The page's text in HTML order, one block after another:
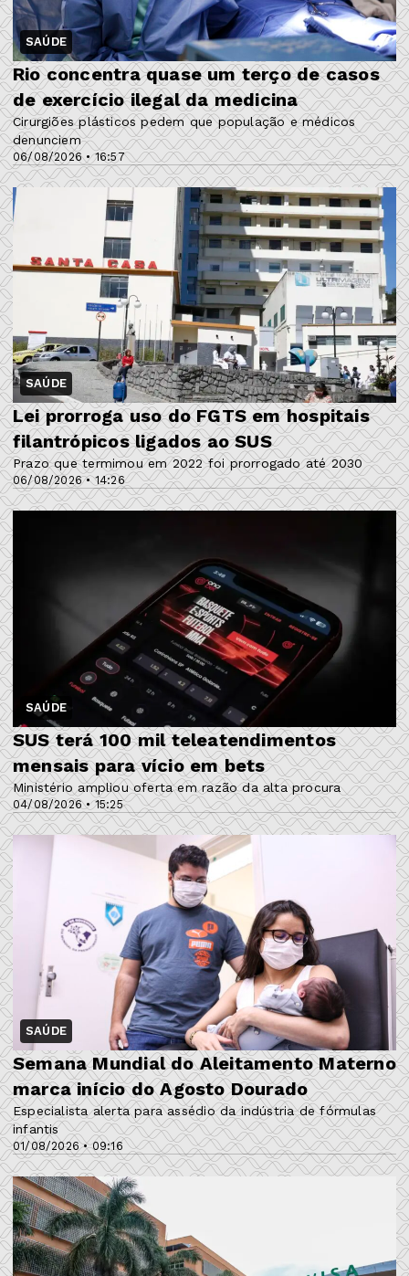
SAÚDE
06/08/2026 • 16:57
Rio concentra quase um terço de casos
de exercício ilegal da medicina
Cirurgiões plásticos pedem que população e médicos
denunciem
SAÚDE
06/08/2026 • 14:26
Lei prorroga uso do FGTS em hospitais
filantrópicos ligados ao SUS
Prazo que termimou em 2022 foi prorrogado até 2030
SAÚDE
04/08/2026 • 15:25
SUS terá 100 mil teleatendimentos
mensais para vício em bets
Ministério ampliou oferta em razão da alta procura
SAÚDE
01/08/2026 • 09:16
Semana Mundial do Aleitamento Materno
marca início do Agosto Dourado
Especialista alerta para assédio da indústria de fórmulas
infantis